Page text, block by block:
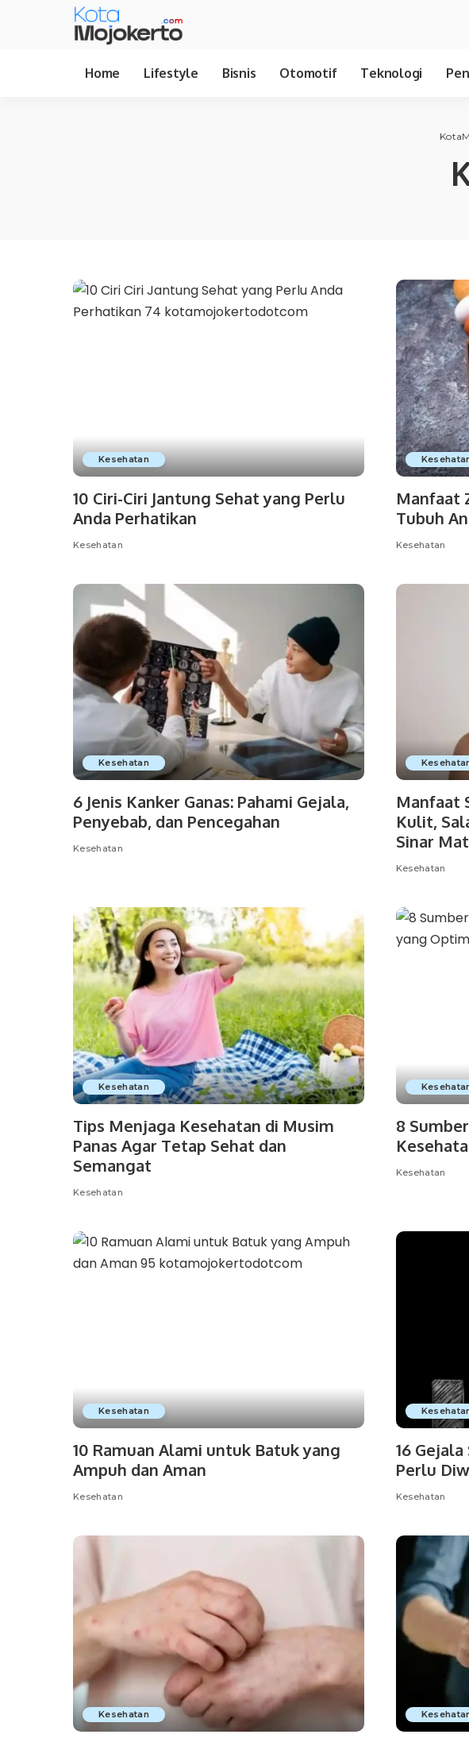
Home Lifestyle Bisnis Otomotif Teknologi
Kesehatan
10 Ciri-Ciri Jantung Sehat yang Perlu
Anda Perhatikan
Kesehatan
Manfaat
Tubuh
Kesehatan
Kesehatan
6 Jenis Kanker Ganas: Pahami Gejala,
Penyebab, dan Pencegahan
Kesehatan
Manfaat
Kulit,
Sinar
Kesehatan
Kesehatan
Tips Menjaga Kesehatan di Musim
Panas Agar Tetap Sehat dan
Semangat
Kesehatan
8
Kesehatan
Kesehatan
10 Ramuan Alami untuk Batuk yang
Ampuh dan Aman
Kesehatan
16
Perlu
Kesehatan
Kesehatan